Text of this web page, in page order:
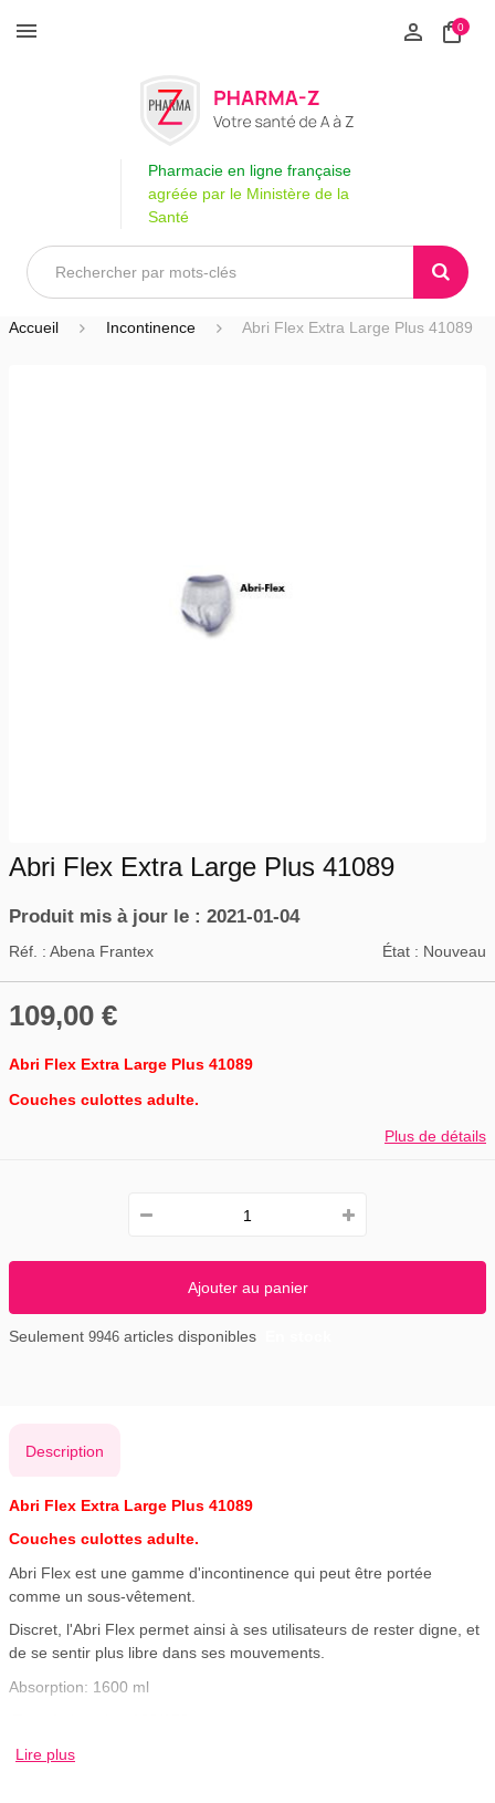
0
Pharmacie en ligne française
agréée par le Ministère de la
Santé
Accueil Incontinence Abri Flex Extra Large Plus 41089
Abri Flex Extra Large Plus 41089
Produit mis à jour le : 2021-01-04
Réf. : Abena Frantex État : Nouveau
109,00 €
Abri Flex Extra Large Plus 41089
Couches culottes adulte.
Plus de détails
Ajouter au panier
Seulement 9946 articles disponibles
Description
Abri Flex Extra Large Plus 41089
Couches culottes adulte.
Abri Flex est une gamme d'incontinence qui peut être portée
comme un sous-vêtement.
Discret, l'Abri Flex permet ainsi à ses utilisateurs de rester digne, et
de se sentir plus libre dans ses mouvements.
Absorption: 1600 ml
14 Abri Flex par sachet
Lire plus